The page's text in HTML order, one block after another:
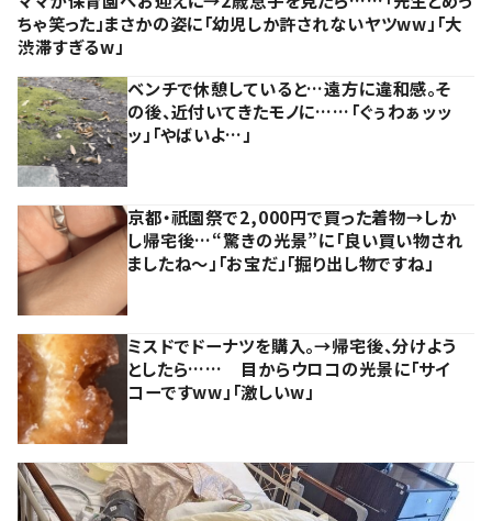
ちゃ笑った」まさかの姿に「幼児しか許されないヤツww」「大
渋滞すぎるw」
ベンチで休憩していると…遠方に違和感。そ
の後、近付いてきたモノに……「ぐぅわぁッッ
ッ」「やばいよ…」
京都・祇園祭で2,000円で買った着物→しか
し帰宅後…“驚きの光景”に「良い買い物され
ましたね～」「お宝だ」「掘り出し物ですね」
ミスドでドーナツを購入。→帰宅後、分けよう
としたら…… 目からウロコの光景に「サイ
コーですww」「激しいw」